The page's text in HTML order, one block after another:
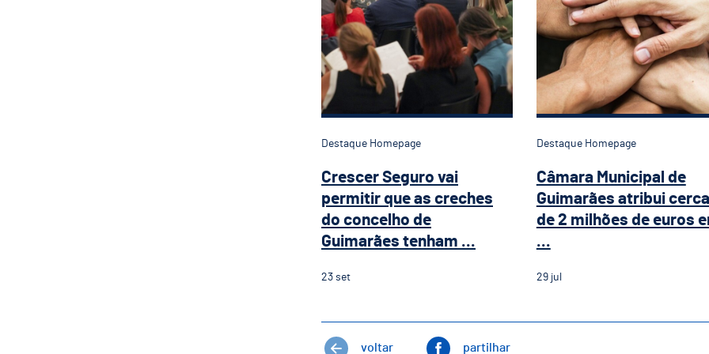
Destaque Homepage
Crescer Seguro vai
permitir que as creches
do concelho de
Guimarães tenham ...
23 set
Destaque Homepage
Câmara Municipal de
Guimarães atribui cerca
de 2 milhões de euros
...
29 jul
voltar partilhar